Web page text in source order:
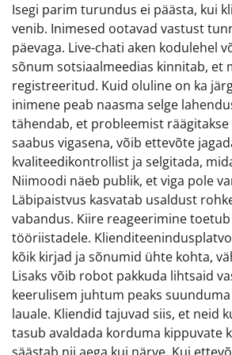
Isegi parim turundus ei päästa, kui
venib. Inimesed ootavad vastust
päevaga. Live-chati aken kodulehel
sõnum sotsiaalmeedias kinnitab, et
registreeritud. Kuid oluline on ka
inimene peab naasma selge
tähendab, et probleemist
saabus vigasena, võib ettevõte
kvaliteedikontrollist ja selgitada,
Niimoodi näeb publik, et viga pole
Läbipaistvus kasvatab usaldust
vabandus. Kiire reageerimine
tööriistadele.
kõik kirjad ja sõnumid ühte kohta,
Lisaks võib robot pakkuda lihtsaid
keerulisem juhtum peaks
lauale. Kliendid tajuvad siis, et neid
tasub avaldada korduma kippuvate